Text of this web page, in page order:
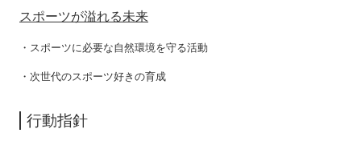
スポーツが溢れる未来
・スポーツに必要な自然環境を守る活動
・次世代のスポーツ好きの育成
行動指針